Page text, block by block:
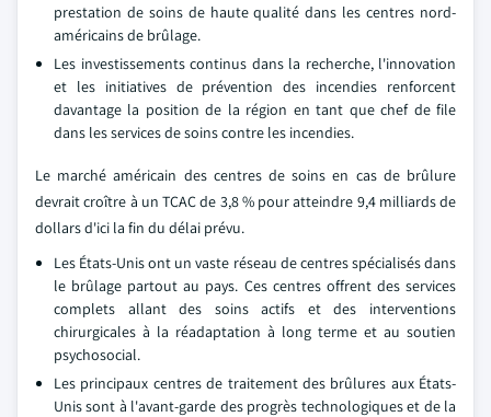
prestation de soins de haute qualité dans les centres nord-
américains de brûlage.
Les investissements continus dans la recherche, l'innovation
et les initiatives de prévention des incendies renforcent
davantage la position de la région en tant que chef de file
dans les services de soins contre les incendies.
Le marché américain des centres de soins en cas de brûlure
devrait croître à un TCAC de 3,8 % pour atteindre 9,4 milliards de
dollars d'ici la fin du délai prévu.
Les États-Unis ont un vaste réseau de centres spécialisés dans
le brûlage partout au pays. Ces centres offrent des services
complets allant des soins actifs et des interventions
chirurgicales à la réadaptation à long terme et au soutien
psychosocial.
Les principaux centres de traitement des brûlures aux États-
Unis sont à l'avant-garde des progrès technologiques et de la